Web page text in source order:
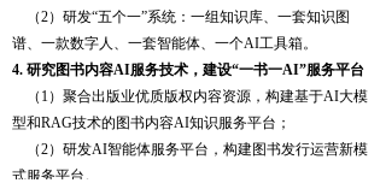
（2）研发“五个一”系统：一组知识库、一套知识图
谱、一款数字人、一套智能体、一个AI工具箱。
4. 研究图书内容AI服务技术，建设“一书一AI”服务平台
（ 1）聚合出版业优质版权内容资源，构建基于AI大模
型和RAG技术的图书内容AI知识服务平台；
（2）研发AI智能体服务平台，构建图书发行运营新模
式服务平台。